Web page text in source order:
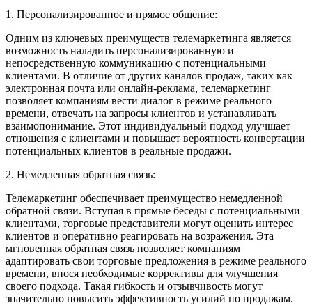
1. Персонализированное и прямое общение:
Одним из ключевых преимуществ телемаркетинга является
возможность наладить персонализированную и
непосредственную коммуникацию с потенциальными
клиентами. В отличие от других каналов продаж, таких как
электронная почта или онлайн-реклама, телемаркетинг
позволяет компаниям вести диалог в режиме реального
времени, отвечать на запросы клиентов и устанавливать
взаимопонимание. Этот индивидуальный подход улучшает
отношения с клиентами и повышает вероятность конвертации
потенциальных клиентов в реальные продажи.
2. Немедленная обратная связь:
Телемаркетинг обеспечивает преимущество немедленной
обратной связи. Вступая в прямые беседы с потенциальными
клиентами, торговые представители могут оценить интерес
клиентов и оперативно реагировать на возражения. Эта
мгновенная обратная связь позволяет компаниям
адаптировать свои торговые предложения в режиме реального
времени, внося необходимые коррективы для улучшения
своего подхода. Такая гибкость и отзывчивость могут
значительно повысить эффективность усилий по продажам.